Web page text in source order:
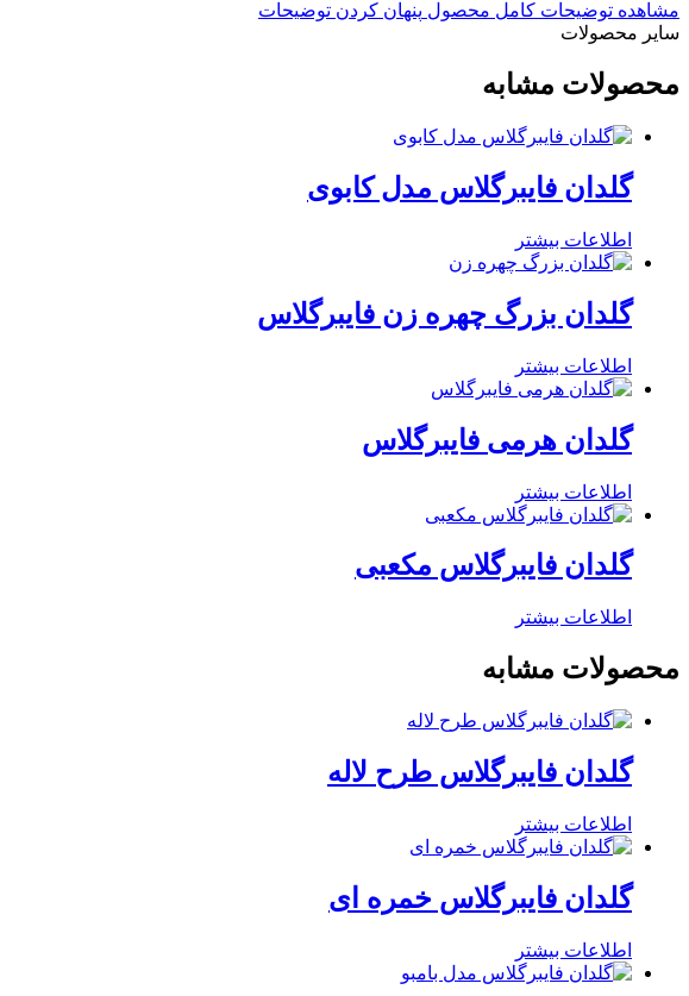
مشاهده توضیحات کامل محصول پنهان کردن توضیحات
سایر محصولات​
محصولات مشابه
گلدان فایبرگلاس مدل کابوی
اطلاعات بیشتر
گلدان بزرگ چهره زن فایبرگلاس
اطلاعات بیشتر
گلدان هرمی فایبرگلاس
اطلاعات بیشتر
گلدان فایبرگلاس مکعبی
اطلاعات بیشتر
محصولات مشابه
گلدان فایبرگلاس طرح لاله
اطلاعات بیشتر
گلدان فایبرگلاس خمره ای
اطلاعات بیشتر